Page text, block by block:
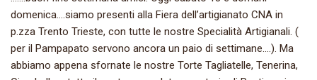
domenica….siamo presenti alla Fiera dell’artigianato CNA in
p.zza Trento Trieste, con tutte le nostre Specialità Artigianali. (
per il Pampapato servono ancora un paio di settimane….). Ma
abbiamo appena sfornate le nostre Torte Tagliatelle, Tenerina,